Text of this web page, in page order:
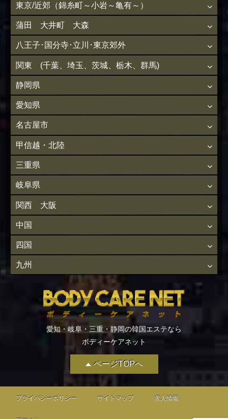
ページTOPへ
東京/近郊（錦糸町～小岩～亀有～）
蒲田 大井町 大森
八王子･国分寺･立川･東京郊外
関東 (千葉、埼玉、茨城、栃木、群馬)
静岡県
愛知県
名古屋市
甲信越・北陸
三重県
岐阜県
関西 大阪
中国
四国
九州
愛知・岐阜・三重・静岡の韓国エステなら
ボディーケアネット
プライバシーポリシー サイトマップ 求人情報